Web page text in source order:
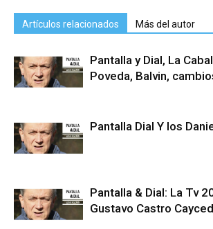
Artículos relacionados Más del autor
Pantalla y Dial, La
Poveda, Balvin,
Pantalla Dial Y los
Pantalla & Dial: La Tv
Gustavo Castro